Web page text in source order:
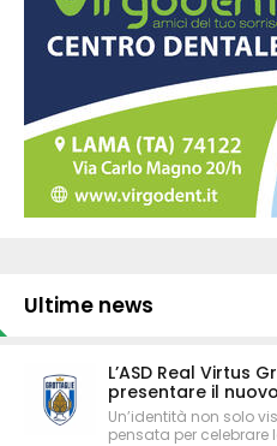
Ultime news
L’ASD Real Virtus
presentare il
Un’identità non solo
pensata per celebrare